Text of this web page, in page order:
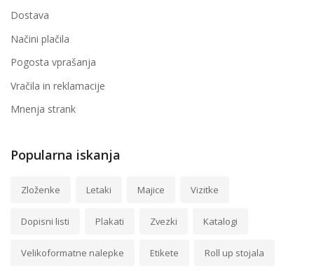
Dostava
Načini plačila
Pogosta vprašanja
Vračila in reklamacije
Mnenja strank
Popularna iskanja
Zloženke Letaki Majice Vizitke
Dopisni listi Plakati Zvezki Katalogi
Velikoformatne nalepke Etikete Roll up stojala